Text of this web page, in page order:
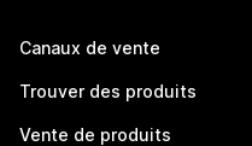
Canaux de vente
Trouver des produits
Vente de produits